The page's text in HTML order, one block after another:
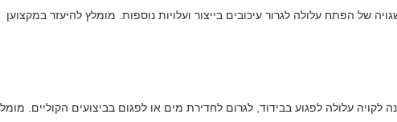
של הפתח עלולה לגרור עיכובים בייצור ועלויות נוספות. מומלץ להיעזר במקצוען
עלולה לפגוע בבידוד, לגרום לחדירת מים או לפגום בביצועים הקוליים.